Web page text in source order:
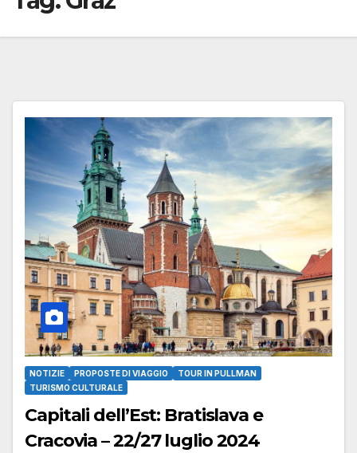
NOTIZIE PROPOSTE DI VIAGGIO
TOUR IN PULLMAN
TURISMO CULTURALE
Capitali dell’Est: Bratislava e
Cracovia – 22/27 luglio 2024